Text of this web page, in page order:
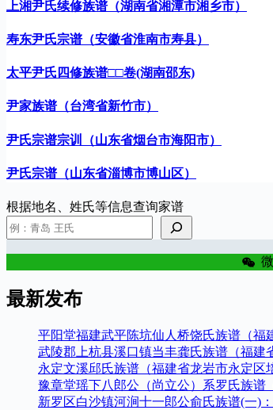
上湘尹氏续修族谱（湖南省湘潭市湘乡市）
寿东尹氏宗谱（安徽省淮南市寿县）
太平尹氏四修族谱□□卷(湖南邵东)
尹家族谱（台湾省新竹市）
尹氏宗谱宗训（山东省烟台市海阳市）
尹氏宗谱（山东省淄博市博山区）
根据地名、姓氏等信息查询家谱
最新发布
平阳堂福建武平陈坑仙人桥饶氏族谱（福
武陵郡上杭县溪口镇当丰龚氏族谱（福建
永定文溪邱氏族谱（福建省龙岩市永定区
豫章堂瑶下八郎公（尚立公）系罗氏族谱
新罗区白沙镇河涧十一郎公俞氏族谱(一)